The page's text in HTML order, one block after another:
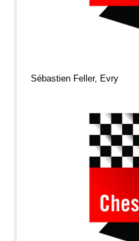
Sébastien Feller, Evry